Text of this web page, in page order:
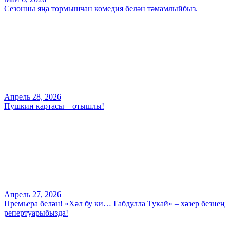
Сезонны яңа тормышчан комедия белән тәмамлыйбыз.
Апрель 28, 2026
Пушкин картасы – отышлы!
Апрель 27, 2026
Премьера белән! «Хәл бу ки… Габдулла Тукай» – хәзер безнең
репертуарыбызда!